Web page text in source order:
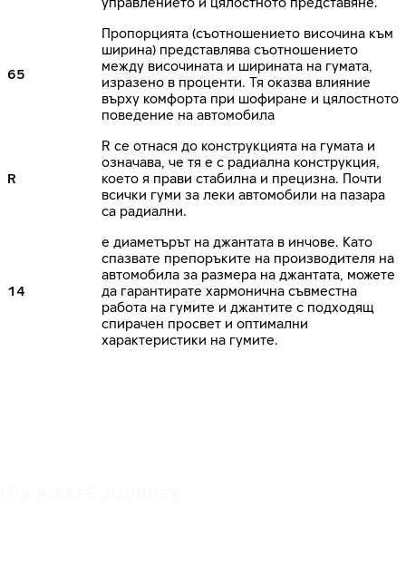
65
Пропорцията (съотношението височина към
ширина) представлява съотношението
между височината и ширината на гумата,
изразено в проценти. Тя оказва влияние
върху комфорта при шофиране и цялостното
поведение на автомобила
R
R се отнася до конструкцията на гумата и
означава, че тя е с радиална конструкция,
което я прави стабилна и прецизна. Почти
всички гуми за леки автомобили на пазара
са радиални.
14
е диаметърът на джантата в инчове. Като
спазвате препоръките на производителя на
автомобила за размера на джантата, можете
да гарантирате хармонична съвместна
работа на гумите и джантите с подходящ
спирачен просвет и оптимални
характеристики на гумите.